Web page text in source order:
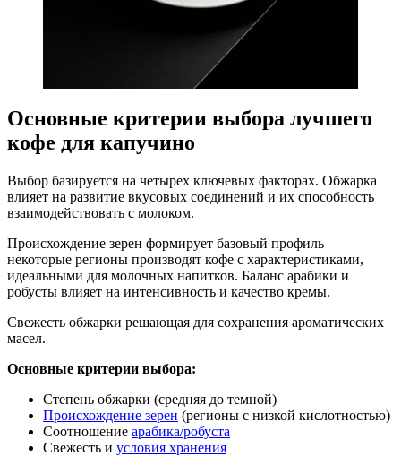
Основные критерии выбора лучшего
кофе для капучино
Выбор базируется на четырех ключевых факторах. Обжарка
влияет на развитие вкусовых соединений и их способность
взаимодействовать с молоком.
Происхождение зерен формирует базовый профиль –
некоторые регионы производят кофе с характеристиками,
идеальными для молочных напитков. Баланс арабики и
робусты влияет на интенсивность и качество кремы.
Свежесть обжарки решающая для сохранения ароматических
масел.
Основные критерии выбора:
Степень обжарки (средняя до темной)
Происхождение зерен (регионы с низкой кислотностью)
Соотношение арабика/робуста
Свежесть и условия хранения